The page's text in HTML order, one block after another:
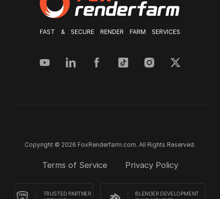
FAST & SECURE RENDER FARM SERVICES
Copyright © 2026 FoxRenderfarm.com. All Rights Reserved.
Terms of Service Privacy Policy
TRUSTED PARTNER
BLENDER DEVELOPMENT